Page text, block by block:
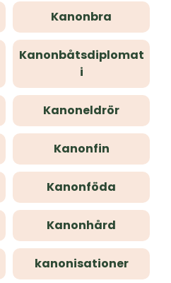
Kanonbra
Kanonbåtsdiplomat
i
Kanoneldrör
Kanonfin
Kanonföda
Kanonhård
kanonisationer